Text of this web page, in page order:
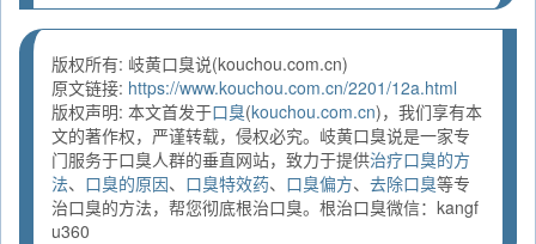
版权所有: 岐黄口臭说(kouchou.com.cn)
原文链接: https://www.kouchou.com.cn/2201/12a.html
版权声明: 本文首发于口臭(kouchou.com.cn)，我们享有本
文的著作权，严谨转载，侵权必究。岐黄口臭说是一家专
门服务于口臭人群的垂直网站，致力于提供治疗口臭的方
法、 口臭的原因、 口臭特效药、 口臭偏方、 去除口臭等专
治口臭的方法，帮您彻底根治口臭。根治口臭微信：kangf
u360